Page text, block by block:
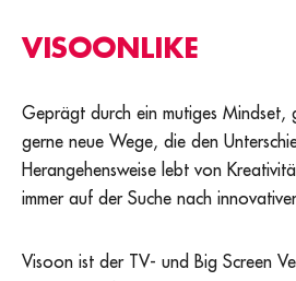
VISOONLIKE
Geprägt durch ein mutiges Mindset,
gerne neue Wege, die den
Herangehensweise lebt von
immer auf der Suche nach
Visoon ist der TV- und Big Screen